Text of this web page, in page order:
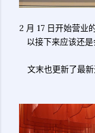
2 月 17 日开始营业
以接下来应该还
文末也更新了最